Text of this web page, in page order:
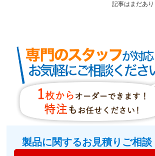
記事はまだあり
製品に関するお見積りご相談